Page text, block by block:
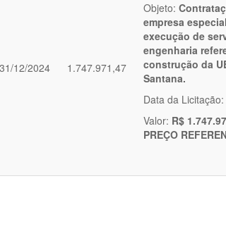
31/12/2024 1.747.971,47
Objeto:
empresa
execução de
engenharia
construção da
Santana.
Data da Licitação:
Valor: R$
PREÇO